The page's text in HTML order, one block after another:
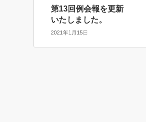
第13回例会報を更新
いたしました。
2021年1月15日